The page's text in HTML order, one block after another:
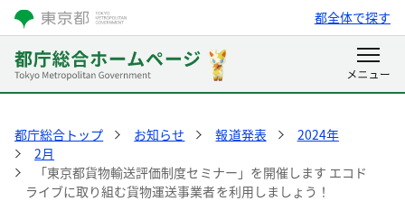
都全体で探す
都庁総合トップ お知らせ 報道発表
2024年
2月
「東京都貨物輸送評価制度セミナー」を開催します エコド
ライブに取り組む貨物運送事業者を利用しましょう！